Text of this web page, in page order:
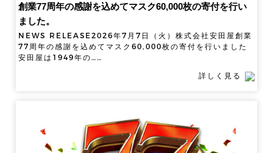
創業77周年の感謝を込めてマスク60,000枚の寄付を行い
ました。
NEWS RELEASE2026年7月7日（火）株式会社安田屋創業
77周年の感謝を込めてマスク60,000枚の寄付を行いました ​
安田屋は1949年の……
詳しく見る